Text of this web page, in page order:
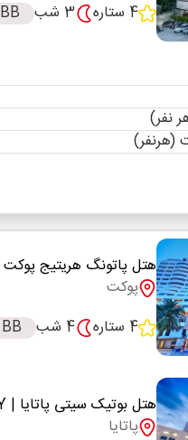
4 ستاره
3 شب BB
نفر)
هتل پاتونگ هریتیج پوکت
پوکت
4 ستاره
4 شب BB
هتل بوتیک سیتی پاتایا | BOUTIQUE CITY
پاتایا